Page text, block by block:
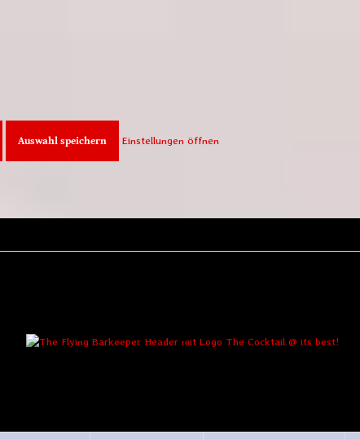
Auswahl speichern Einstellungen öffnen
Flying
&
&